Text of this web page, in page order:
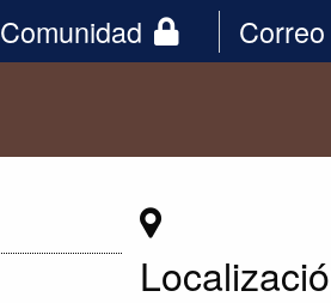
Comunidad
Correo